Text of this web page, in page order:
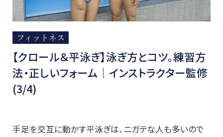
フィットネス
【クロール＆平泳ぎ】泳ぎ方とコツ。練習方
法・正しいフォーム｜インストラクター監修
(3/4)
手足を交互に動かす平泳ぎは、ニガテな人も多いので